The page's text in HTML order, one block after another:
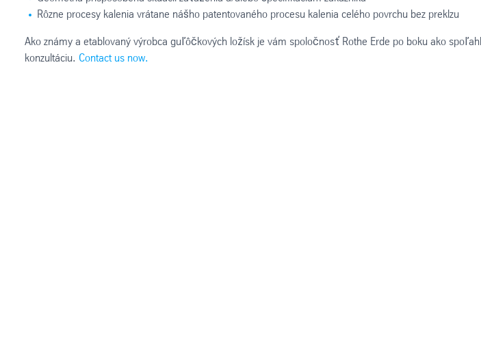
Rôzne procesy kalenia vrátane nášho patentovaného procesu kalenia celého povrchu bez preklzu
Ako známy a etablovaný výrobca guľôčkových ložísk je vám spoločnosť Rothe Erde po boku ako
konzultáciu. Contact us now.